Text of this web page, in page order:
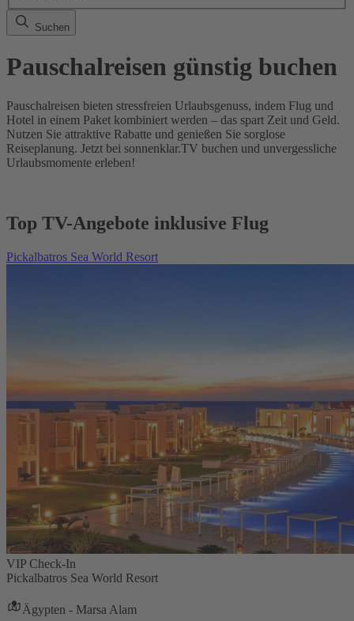
Suchen
Pauschalreisen günstig buchen
Pauschalreisen bieten stressfreien Urlaubsgenuss, indem Flug und
Hotel in einem Paket kombiniert werden – das spart Zeit und Geld.
Nutzen Sie attraktive Rabatte und genießen Sie sorglose
Reiseplanung. Jetzt bei sonnenklar.TV buchen und unvergessliche
Urlaubsmomente erleben!
Top TV-Angebote inklusive Flug
Pickalbatros Sea World Resort
VIP Check-In
Pickalbatros Sea World Resort
Ägypten - Marsa Alam